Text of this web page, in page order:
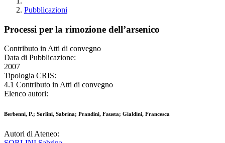
Pubblicazioni
Processi per la rimozione dell’arsenico
Contributo in Atti di convegno
Data di Pubblicazione:
2007
Tipologia CRIS:
4.1 Contributo in Atti di convegno
Elenco autori:
Berbenni, P.; Sorlini, Sabrina; Prandini, Fausta; Gialdini, Francesca
Autori di Ateneo: